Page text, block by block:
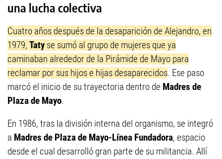
una lucha colectiva
Cuatro años después de la desaparición de Alejandro, en
1979, Tatyse sumó al grupo de mujeres que ya
caminaban alrededor de la Pirámide de Mayo para
reclamar por sus hijos e hijas desaparecidos. Ese paso
marcó el inicio de su trayectoria dentro de Madres de
Plaza de Mayo.
En 1986, tras la división interna del organismo, se integró
a Madres de Plaza de Mayo-Línea Fundadora, espacio
desde el cual desarrolló gran parte de su militancia. Allí